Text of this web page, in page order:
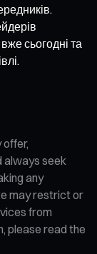
сьогодні та
always seek
any
may restrict or
from
please read the